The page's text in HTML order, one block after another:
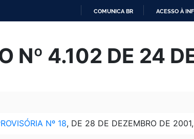
O
CONTEÚDO
COMUNICA BR ACESSO À
Nº 4.102 DE 24
Nº 18, DE 28 DE DEZEMBRO DE